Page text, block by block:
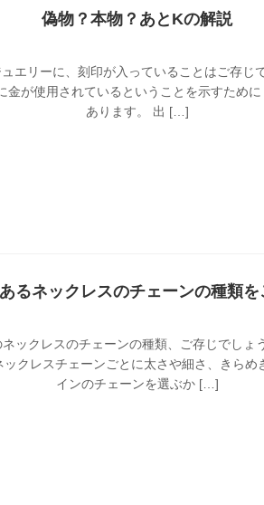
偽物？本物？あとKの解説
エリーに、刻印が入っていることはご存じ
金が使用されているということを示すため
あります。 出 […]
るネックレスのチェーンの種類を
ックレスのチェーンの種類、ご存じでしょ
クレスチェーンごとに太さや細さ、きら
インのチェーンを選ぶか […]